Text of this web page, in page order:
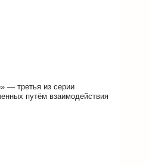
— третья из серии
путём взаимодействия